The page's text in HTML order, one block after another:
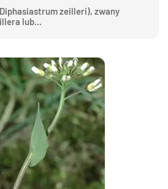
zeilleri), zwany
lub...